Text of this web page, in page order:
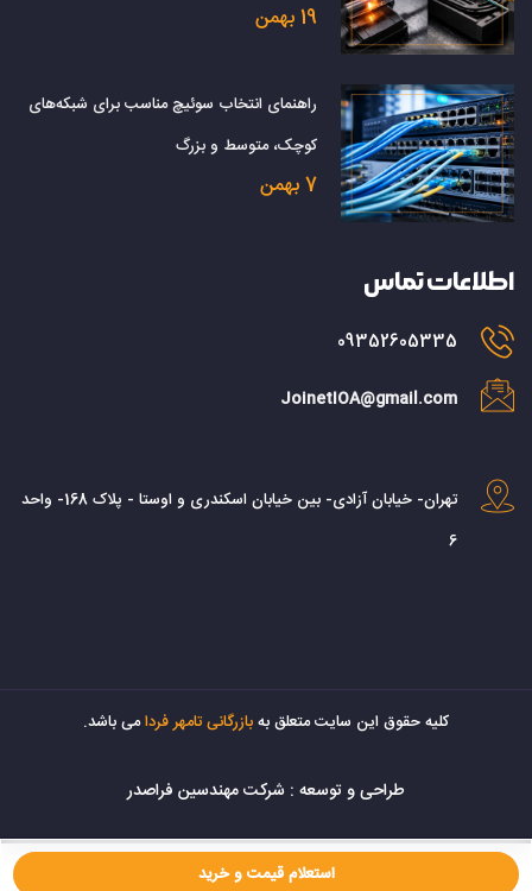
استعلام قیمت و خرید
19 بهمن
راهنمای انتخاب سوئیچ مناسب برای شبکه‌های
کوچک، متوسط و بزرگ
7 بهمن
اطلاعات تماس
09352605335
JoinetIOA@gmail.com
تهران- خیابان آزادی- بین خیابان اسکندری و اوستا - پلاک 168- واحد
6
کليه حقوق اين سايت متعلق بهبازرگانی تامهر فردامی باشد.
طراحی و توسعه : شرکت مهندسین فراصدر